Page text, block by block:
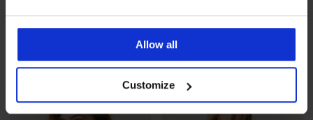
Allow all
Customize
Сутиен Elegant Charm Push-
Up с подвижни подплънки
Прашки HUGO Red Label
Lace
29,99 €
промоция 3+1 БЕЗПЛАТНО